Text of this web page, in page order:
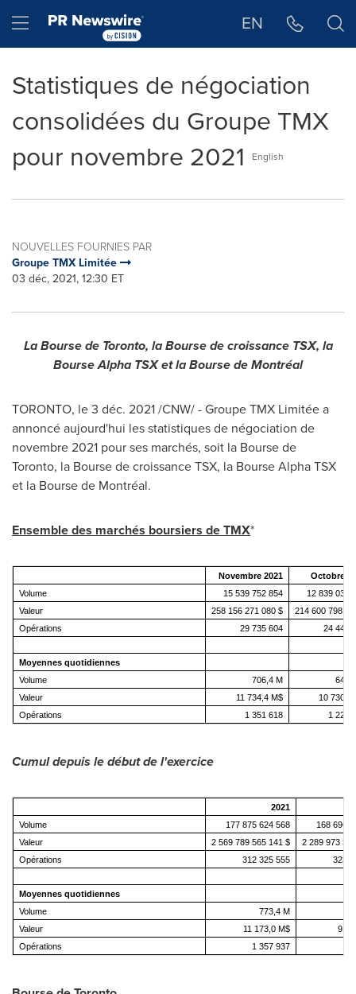
Hamburger menu EN
Statistiques de négociation
consolidées du Groupe TMX
pour novembre 2021
English
NOUVELLES FOURNIES PAR
Groupe TMX Limitée
03 déc, 2021, 12:30 ET
La Bourse de Toronto, la Bourse de croissance TSX, la
Bourse Alpha TSX etla Bourse de Montréal
TORONTO, le 3 déc. 2021 /CNW/ - Groupe TMX Limitée a
annoncé aujourd'hui les statistiques de négociation de
novembre 2021 pour ses marchés, soit la Bourse de
Toronto, la Bourse de croissance TSX, la Bourse Alpha TSX
et la Bourse de Montréal.
Ensemble des marchés boursiers de TMX*
Novembre 2021
Octobre
Volume
15 539 752 854
12 839 030
Valeur
258 156 271 080 $
214 600 798
Opérations
29 735 604 24 445
Moyennes quotidiennes
Volume
706,4 M
Valeur
11 734,4 M$
10 730,0
Opérations
1 351 618 1 222
Cumul depuis le début de l'exercice
2021
Volume
177 875 624 568
168 696
Valeur
2 569 789 565 141 $
2 289 973
Opérations
312 325 555 323
Moyennes quotidiennes
Volume
773,4 M
Valeur
11 173,0 M$
9
Opérations
1 357 937